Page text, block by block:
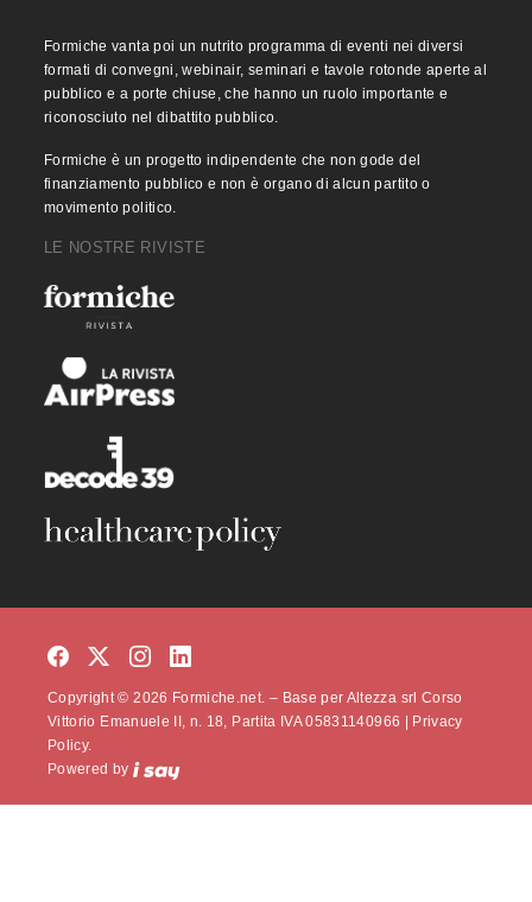
Formiche vanta poi un nutrito programma di eventi nei diversi
formati di convegni, webinair, seminari e tavole rotonde aperte al
pubblico e a porte chiuse, che hanno un ruolo importante e
riconosciuto nel dibattito pubblico.
Formiche è un progetto indipendente che non gode del
finanziamento pubblico e non è organo di alcun partito o
movimento politico.
LE NOSTRE RIVISTE
Copyright © 2026 Formiche.net. – Base per Altezza srl Corso
Vittorio Emanuele II, n. 18, Partita IVA 05831140966 |
Privacy
Policy.
Powered by